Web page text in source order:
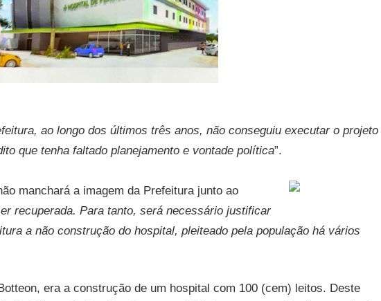
ao longo dos últimos três anos, não conseguiu executar o projeto
que tenha faltado planejamento e vontade política”.
manchará a imagem da Prefeitura junto ao
recuperada. Para tanto, será necessário justificar
a não construção do hospital, pleiteado pela população há vários
era a construção de um hospital com 100 (cem) leitos. Deste